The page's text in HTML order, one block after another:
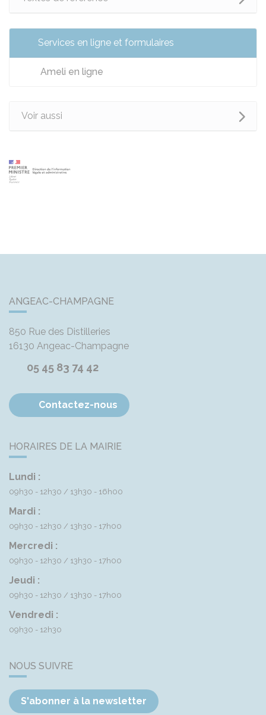
Services en ligne et formulaires
Ameli en ligne
Voir aussi
ANGEAC-CHAMPAGNE
850 Rue des Distilleries
16130 Angeac-Champagne
05 45 83 74 42
Contactez-nous
HORAIRES DE LA MAIRIE
Lundi :
09h30 - 12h30 13h30 - 16h00
Mardi :
09h30 - 12h30 13h30 - 17h00
Mercredi :
09h30 - 12h30 13h30 - 17h00
Jeudi :
09h30 - 12h30 13h30 - 17h00
Vendredi :
09h30 - 12h30
NOUS SUIVRE
S'abonner à la newsletter